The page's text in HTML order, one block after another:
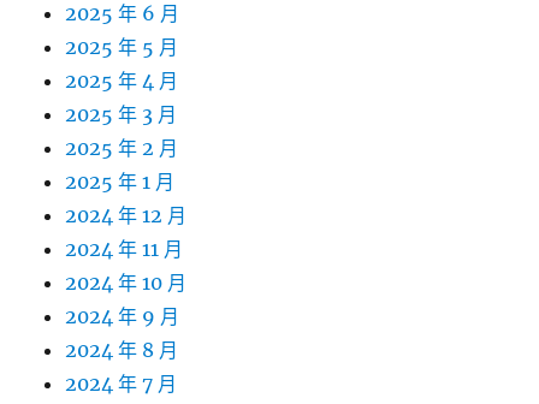
2025 年 6 月
2025 年 5 月
2025 年 4 月
2025 年 3 月
2025 年 2 月
2025 年 1 月
2024 年 12 月
2024 年 11 月
2024 年 10 月
2024 年 9 月
2024 年 8 月
2024 年 7 月